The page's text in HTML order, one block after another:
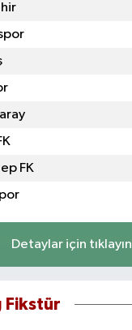
FK
Detaylar için tıklayın
Fikstür